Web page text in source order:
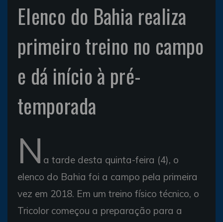
Elenco do Bahia realiza
primeiro treino no campo
e dá início à pré-
temporada
N a tarde desta quinta-feira (4), o
elenco do Bahia foi a campo pela primeira
vez em 2018. Em um treino físico técnico, o
Tricolor começou a preparação para a